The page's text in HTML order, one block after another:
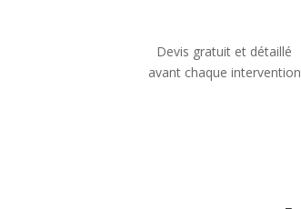
Devis gratuit et détaillé
avant chaque intervention